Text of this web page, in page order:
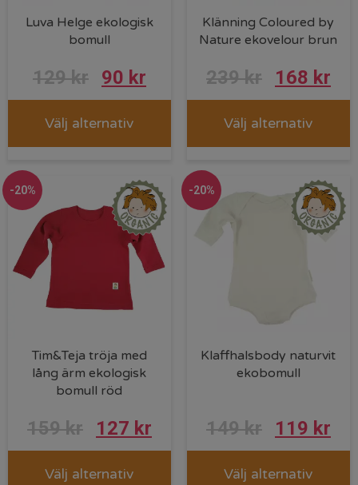
Luva Helge ekologisk
bomull
129kr 90 kr
Välj alternativ
Klänning Coloured by
Nature ekovelour brun
239kr 168 kr
Välj alternativ
-20%
Tim&Teja tröja med
lång ärm ekologisk
bomull röd
159kr 127 kr
Välj alternativ
-20%
Klaffhalsbody naturvit
ekobomull
149kr 119 kr
Välj alternativ